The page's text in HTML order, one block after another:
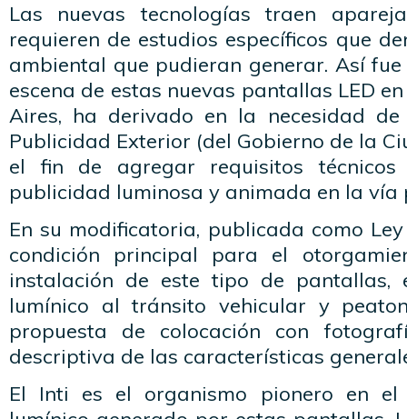
Las nuevas tecnologías traen
requieren de estudios específicos que
ambiental que pudieran generar. Así
escena de estas nuevas pantallas LED
Aires, ha derivado en la necesidad
Publicidad Exterior (del Gobierno de la
el fin de agregar requisitos técnicos
publicidad luminosa y animada en la vía
En su modificatoria, publicada como
condición principal para el
instalación de este tipo de pantallas,
lumínico al tránsito vehicular y
propuesta de colocación con
descriptiva de las características
El Inti es el organismo pionero en el